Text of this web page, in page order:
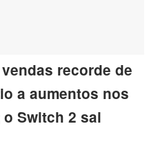
recorde de
a aumentos nos
Switch 2 sai